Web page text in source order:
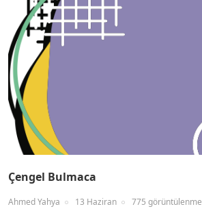
Çengel Bulmaca
Ahmed Yahya 13 Haziran 775 görüntülenme